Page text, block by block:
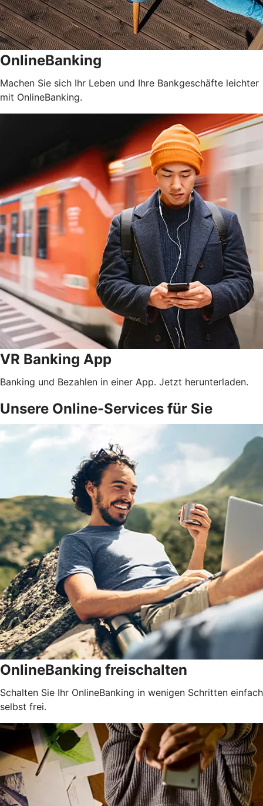
OnlineBanking
Machen Sie sich Ihr Leben und Ihre Bankgeschäfte leichter
mit OnlineBanking.
VR Banking App
Banking und Bezahlen in einer App. Jetzt herunterladen.
Unsere Online-Services für Sie
OnlineBanking freischalten
Schalten Sie Ihr OnlineBanking in wenigen Schritten einfach
selbst frei.